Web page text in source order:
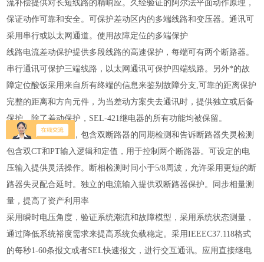
流补偿提供对长短线路的精响应。久经验证的阿尔法平面动作原理，
保证动作可靠和安全。可保护差动区内的多端线路和变压器。通讯可
采用串行或以太网通道。使用故障定位的多端保护
线路电流差动保护提供多段线路的高速保护，每端可有两个断路器。
串行通讯可保护三端线路，以太网通讯可保护四端线路。另外*的故
障定位酸饭采用来自所有终端的信息来鉴别故障分支,可靠的距离保护
完整的距离和方向元件，为当差动方案失去通讯时，提供独立或后备
保护，除了差动保护，SEL-421继电器的所有功能均被保留。
完整的重合闸系统，包含双断路器的同期检测和告诉断路器失灵检测
包含双CT和PT输入逻辑和定值，用于控制两个断路器。可设定的电
压输入提供灵活操作。断相检测时间小于5/8周波，允许采用更短的断
路器失灵配合延时。独立的电流输入提供双断路器保护。同步相量测
量，提高了资产利用率
采用瞬时电压角度，验证系统潮流和故障模型，采用系统状态测量，
通过降低系统裕度需求来提高系统负载稳定。采用IEEEC37.118格式
的每秒1-60条报文或者SEL快速报文，进行交互通讯。应用直接继电